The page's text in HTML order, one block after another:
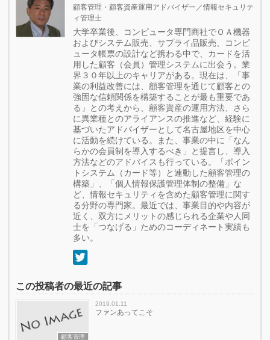
顧客管理・顧客資産運用アドバイザー／情報セキュリテ
ィ管理士
大学卒業後、コンピュータ専門商社でＯＡ機器
およびシステム販売、サプライ品販売、コンピ
ュータ帳票の設計など携わる中で、カードを活
用した顧客（会員）管理システムに出会う。業
界３０年以上のキャリアがある。現在は、「事
業の利益改善には、顧客管理を通じて顧客との
強固な信頼関係を構築することが最も重要であ
る」との考えから、顧客資産の運用方法、さら
に異業種とのアライアンスの推進など、経験に
基づいたアドバイザーとして名古屋地区を中心
に活動を続けている。また、事業の中に「なん
らかの会員制を導入するべき」と提言し、導入
方法などのアドバイスも行っている。「ポイン
トシステム（カード等）と連動した顧客管理の
構築」、「個人情報保護管理体制の整備」な
ど、情報セキュリティを含めた顧客管理に関す
る分野の専門家。最近では、事業目的や内容が
近く、双方にメリットの感じられる企業や人同
士を「つなげる」ためのコーディネート実績も
多い。
この投稿者の最近の記事
顧客管理
2019.01.11
ファンあってこそ